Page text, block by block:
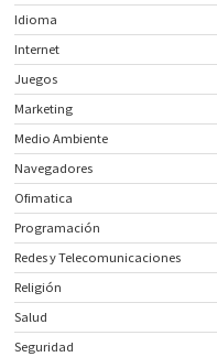
Idioma
Internet
Juegos
Marketing
Medio Ambiente
Navegadores
Ofimatica
Programación
Redes y Telecomunicaciones
Religión
Salud
Seguridad